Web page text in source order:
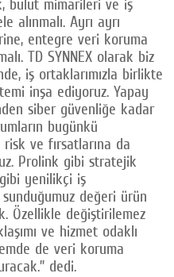
bulut mimarileri ve iş
alınmalı. Ayrı ayrı
entegre veri koruma
TD SYNNEX olarak biz
iş ortaklarımızla birlikte
inşa ediyoruz. Yapay
siber güvenliğe kadar
bugünkü
risk ve fırsatlarına da
Prolink gibi stratejik
gibi yenilikçi iş
değeri ürün
Özellikle değiştirilemez
ve hizmet odaklı
de veri koruma
dedi.